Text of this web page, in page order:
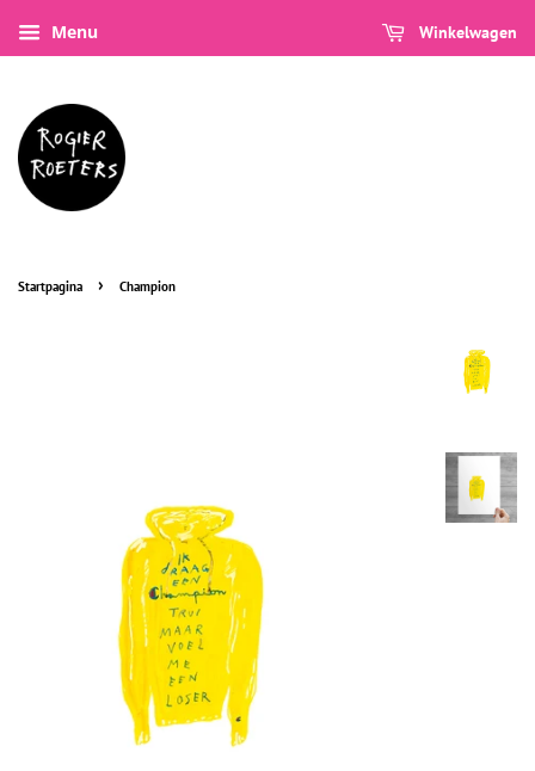
Menu Winkelwagen
Startpagina › Champion